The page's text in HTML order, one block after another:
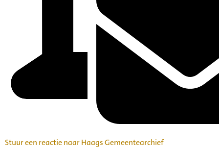
Stuur een reactie naar Haags Gemeentearchief